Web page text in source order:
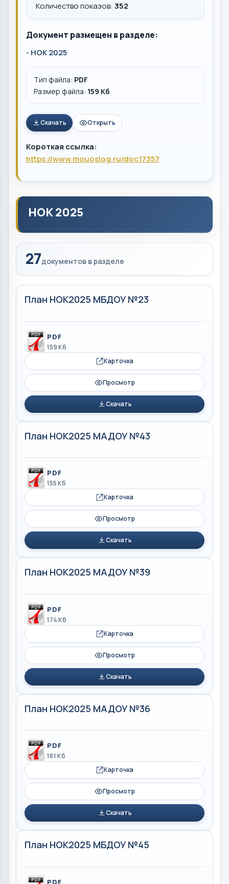
Количество показов: 352
Документ размещен в разделе:
-НОК 2025
Тип файла: PDF
Размер файла: 159 Кб
Скачать Открыть
Короткая ссылка:
https://www.mouoslog.ru/doc17357
НОК 2025
27документов в разделе
План НОК2025 МБДОУ №23
PDF
159 Кб
Карточка
Просмотр
Скачать
План НОК2025 МАДОУ №43
PDF
155 Кб
Карточка
Просмотр
Скачать
План НОК2025 МАДОУ №39
PDF
174 Кб
Карточка
Просмотр
Скачать
План НОК2025 МАДОУ №36
PDF
161 Кб
Карточка
Просмотр
Скачать
План НОК2025 МБДОУ №45
PDF